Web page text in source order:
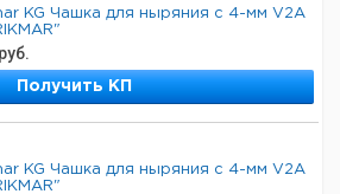
KG Чашка для ныряния с 4-мм V2A
руб.
Получить КП
KG Чашка для ныряния с 4-мм V2A